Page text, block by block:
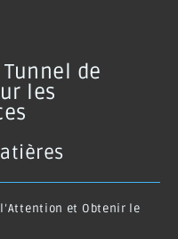
de
les
et Obtenir le